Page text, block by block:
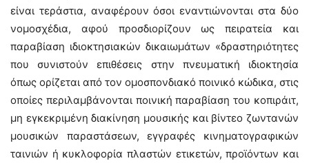
είναι τεράστια, αναφέρουν όσοι εναντιώνονται στα δύο
νομοσχέδια, αφού προσδιορίζουν ως πειρατεία και
παραβίαση ιδιοκτησιακών δικαιωμάτων «δραστηριότητες
που συνιστούν επιθέσεις στην πνευματική ιδιοκτησία
όπως ορίζεται από τον ομοσπονδιακό ποινικό κώδικα, στις
οποίες περιλαμβάνονται ποινική παραβίαση του κοπιράιτ,
μη εγκεκριμένη διακίνηση μουσικής και βίντεο ζωντανών
μουσικών παραστάσεων, εγγραφές κινηματογραφικών
ταινιών ή κυκλοφορία πλαστών ετικετών, προϊόντων και